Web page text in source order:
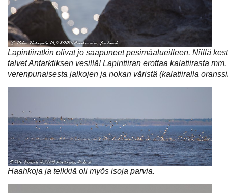
Lapintiiratkin olivat jo saapuneet pesimäalueilleen. Niillä
talvet Antarktiksen vesillä! Lapintiiran erottaa kalatiirasta
verenpunaisesta jalkojen ja nokan väristä (kalatiiralla
Haahkoja ja telkkiä oli myös isoja parvia.